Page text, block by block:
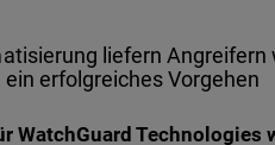
liefern Angreifern
erfolgreiches Vorgehen
WatchGuard Technologies